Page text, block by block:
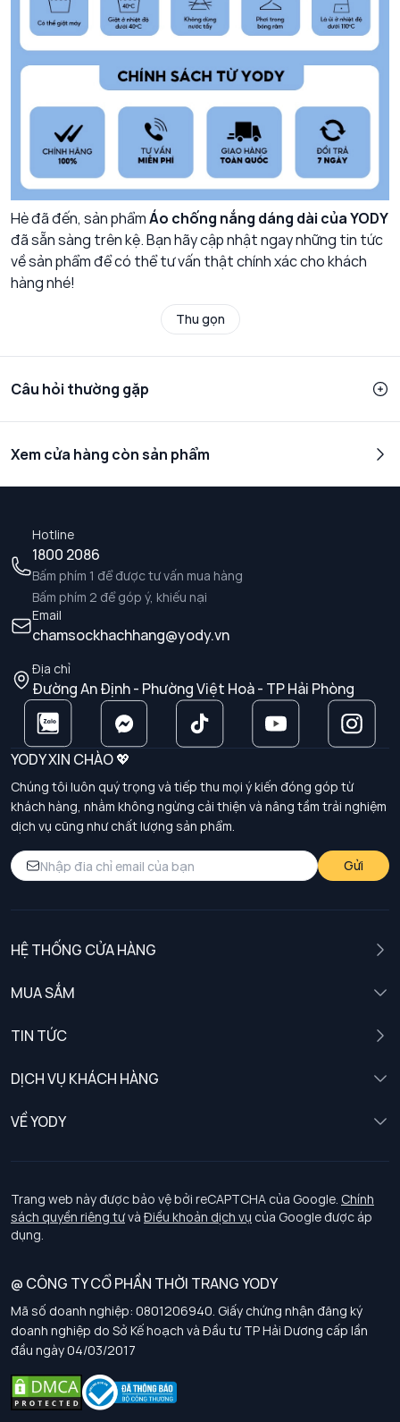
Hè đã đến, sản phẩmÁo chống nắng dáng dài của YODY
đã sẵn sàng trên kệ. Bạn hãy cập nhật ngay những tin tức
về sản phẩm để có thể tư vấn thật chính xác cho khách
hàng nhé!
Thu gọn
Câu hỏi thường gặp
Xem cửa hàng còn sản phẩm
Hotline
1800 2086
Bấm phím 1 để được tư vấn mua hàng
Bấm phím 2 để góp ý, khiếu nại
Email
chamsockhachhang@yody.vn
Địa chỉ
Đường An Định - Phường Việt Hoà - TP Hải Phòng
YODY XIN CHÀO 💖
Chúng tôi luôn quý trọng và tiếp thu mọi ý kiến đóng góp từ
khách hàng, nhằm không ngừng cải thiện và nâng tầm trải nghiệm
dịch vụ cũng như chất lượng sản phẩm.
Gửi
HỆ THỐNG CỬA HÀNG
MUA SẮM
TIN TỨC
DỊCH VỤ KHÁCH HÀNG
Chính sách khách hàng thân thiết
Chính sách bảo vệ dữ liệu cá nhân
Chính sách thanh toán, giao nhận
Chính sách chất lượng và an toàn sức khoẻ nghề nghiệp
Chính sách đơn đồng phục
Hướng dẫn chọn kích thước
VỀ YODY
Tuyển dụng
Trang web này được bảo vệ bởi reCAPTCHA của Google. Chính
sách quyền riêng tưvà Điều khoản dịch vụ của Google được áp
dụng.
@ CÔNG TY CỔ PHẦN THỜI TRANG YODY
Mã số doanh nghiệp: 0801206940. Giấy chứng nhận đăng ký
doanh nghiệp do Sở Kế hoạch và Đầu tư TP Hải Dương cấp lần
đầu ngày 04/03/2017